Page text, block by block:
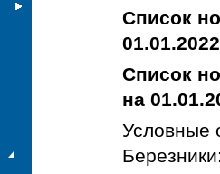
Список
Список
на
Условные